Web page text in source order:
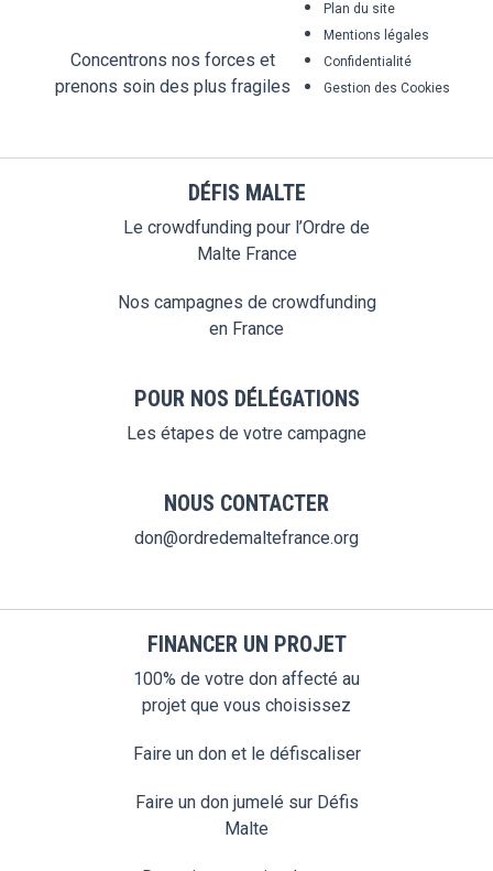
Concentrons nos forces et
prenons soin des plus fragiles
Plan du site
Mentions légales
Confidentialité
Gestion des Cookies
DÉFIS MALTE
Le crowdfunding pour l’Ordre de
Malte France
Nos campagnes de crowdfunding
en France
POUR NOS DÉLÉGATIONS
Les étapes de votre campagne
NOUS CONTACTER
don@ordredemaltefrance.org
FINANCER UN PROJET
100% de votre don affecté au
projet que vous choisissez
Faire un don et le défiscaliser
Faire un don jumelé sur Défis
Malte